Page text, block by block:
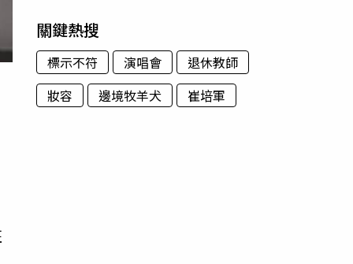
關鍵熱搜
標示不符 演唱會
退休教師
妝容
邊境牧羊犬 崔培軍